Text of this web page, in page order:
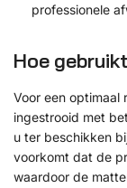
professionele
Hoe
Voor een optimaal
ingestrooid met
u ter beschikken
voorkomt dat de
waardoor de